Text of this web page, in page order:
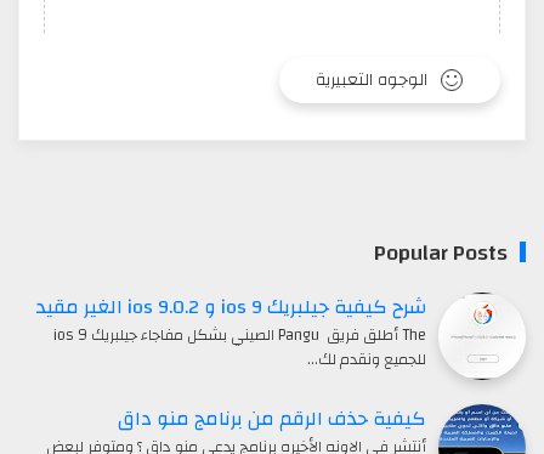
الوجوه التعبيرية
Popular Posts
شرح كيفية جيلبريك ios 9 و ios 9.0.2 الغير مقيد
The أطلق فريق Pangu الصيني بشكل مفاجاء جيلبريك ios 9
للجميع ونقدم لك…
كيفية حذف الرقم من برنامج منو داق
أنتشر في الاونه الأخيره برنامج يدعى منو داق ؟ ومتوفر لبعض